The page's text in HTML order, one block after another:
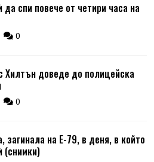
спи повече от четири часа на
0
Хилтън доведе до полицейска
0
загинала на Е-79, в деня, в който
(снимки)